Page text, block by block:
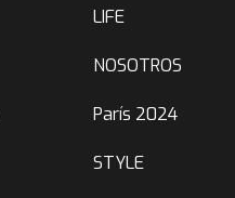
LIFE
NOSOTROS
París 2024
STYLE